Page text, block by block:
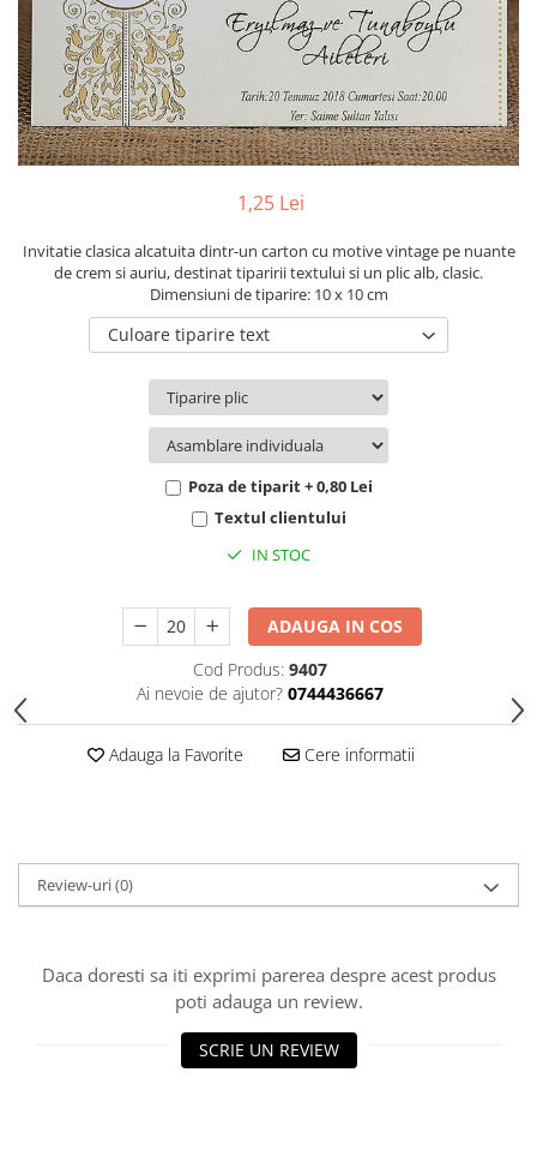
Pachete marturii
Pungi si cutii prajituri
Sticle si borcane
Cutii flori de hartie
Cutii flori de sapun
Cutii flori mixte
Cutii LUX
Aranjamente tematice
2020 Craciun si Anul Nou
2021 Crăciun
2022 Crăciun
2023 Crăciun
Toamna și Halloween
Buchete extravagante
1,25 Lei
Invitatie clasica alcatuita dintr-un carton cu motive vintage pe nuante
de crem si auriu, destinat tiparirii textului si un plic alb, clasic.
Dimensiuni de tiparire: 10 x 10 cm
Culoare tiparire text
Poza de tiparit + 0,80 Lei
Textul clientului
IN STOC
ADAUGA IN COS
Cod Produs: 9407
Ai nevoie de ajutor? 0744436667
Adauga la Favorite Cere informatii
Review-uri(0)
Daca doresti sa iti exprimi parerea despre acest produs
poti adauga un review.
SCRIE UN REVIEW